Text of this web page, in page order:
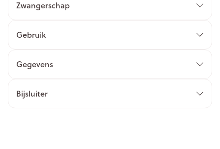
Zwangerschap
Gebruik
Gegevens
Bijsluiter